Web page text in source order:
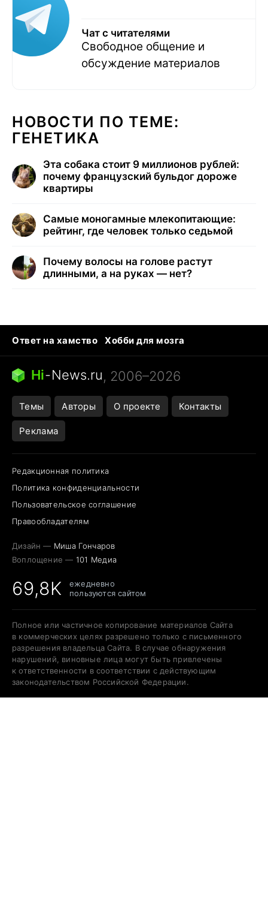
Чат с читателями
Свободное общение и
обсуждение материалов
НОВОСТИ ПО ТЕМЕ:
ГЕНЕТИКА
Эта собака стоит 9 миллионов рублей:
почему французский бульдог дороже
квартиры
Самые моногамные млекопитающие:
рейтинг, где человек только седьмой
Почему волосы на голове растут
длинными, а на руках — нет?
Ответ на хамство
Хобби для мозга
Бензин 100 и 95
Тунцы в океанариуме
Следующая пандемия
Hi-News.ru, 2006–2026
Темы Авторы О проекте Контакты
Реклама
Редакционная политика
Политика конфиденциальности
Пользовательское соглашение
Правообладателям
Дизайн — Миша Гончаров
Воплощение — 101 Медиа
69,8K
ежедневно
пользуются сайтом
Полное или частичное копирование материалов Сайта
в коммерческих целях разрешено только с письменного
разрешения владельца Сайта. В случае обнаружения
нарушений, виновные лица могут быть привлечены
к ответственности в соответствии с действующим
законодательством Российской Федерации.